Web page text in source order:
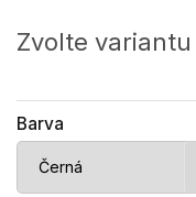
cena:
Zvolte variantu
Barva